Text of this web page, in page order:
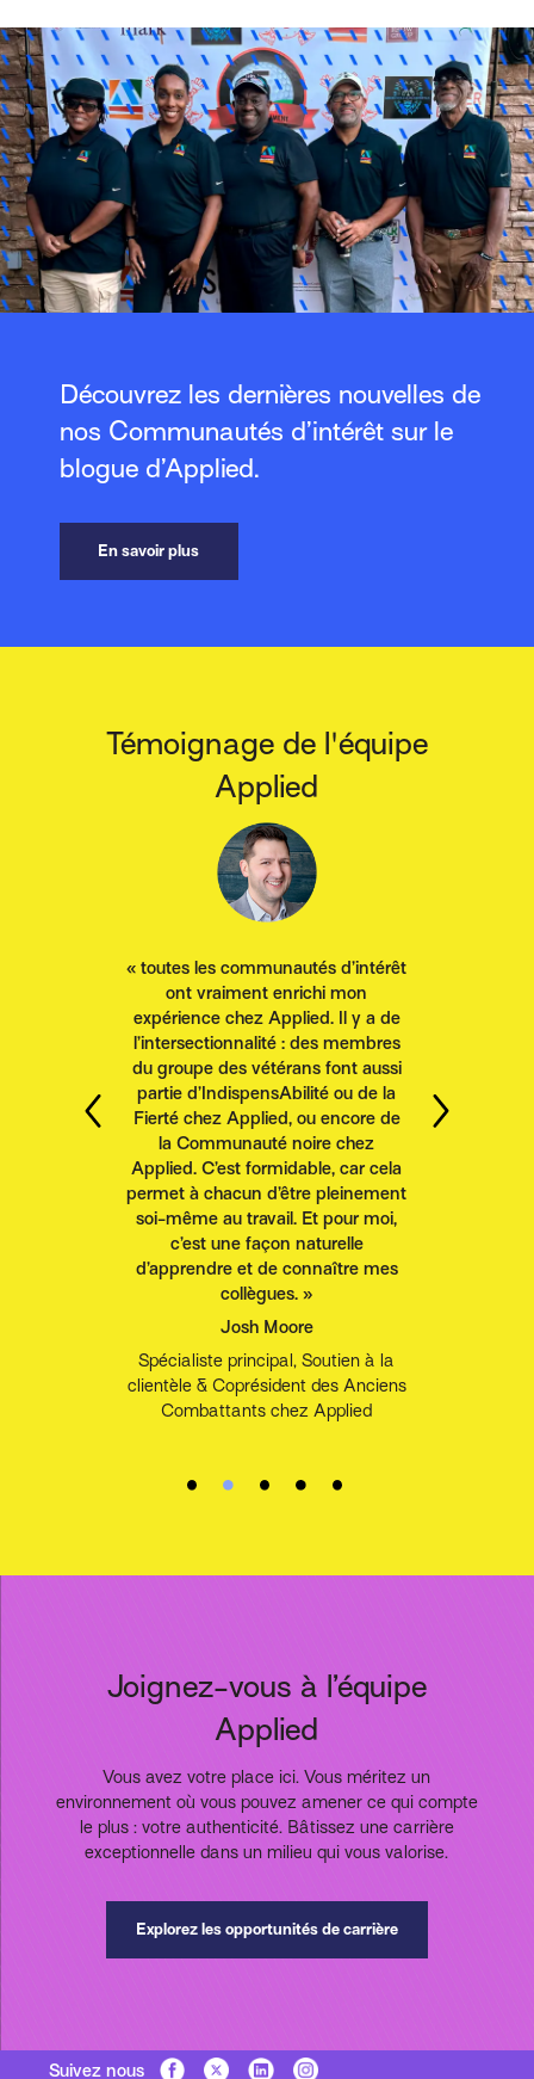
Découvrez les dernières nouvelles de
nos Communautés d’intérêt sur le
blogue d’Applied.
En savoir plus
Témoignage de l'équipe
Applied
« toutes les communautés d’intérêt
ont vraiment enrichi mon
expérience chez Applied. Il y a de
l’intersectionnalité : des membres
du groupe des vétérans font aussi
partie d’IndispensAbilité ou de la
Fierté chez Applied, ou encore de
la Communauté noire chez
Applied. C’est formidable, car cela
permet à chacun d’être pleinement
soi-même au travail. Et pour moi,
c’est une façon naturelle
d’apprendre et de connaître mes
collègues. »
Josh Moore
Spécialiste principal, Soutien à la
clientèle & Coprésident des Anciens
Combattants chez Applied
Joignez-vous à l’équipe
Applied
Vous avez votre place ici. Vous méritez un
environnement où vous pouvez amener ce qui compte
le plus : votre authenticité. Bâtissez une carrière
exceptionnelle dans un milieu qui vous valorise.
Explorez les opportunités de carrière
Suivez nous